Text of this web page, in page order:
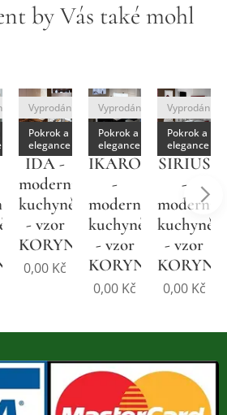
by Vás také mohl
IDA -
moderní
kuchyně
- vzor
KORYNA
Vyprodáno
Pokrok a
elegance
0,00 Kč
IKAROS
-
moderní
kuchyně
- vzor
KORYNA
Vyprodáno
Pokrok a
elegance
0,00 Kč
SIRIUS
-
moderní
kuchyně
- vzor
KORYNA
Vyprodáno
Pokrok a
elegance
0,00Kč